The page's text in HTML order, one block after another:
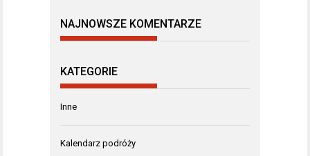
NAJNOWSZE KOMENTARZE
KATEGORIE
Inne
Kalendarz podróży